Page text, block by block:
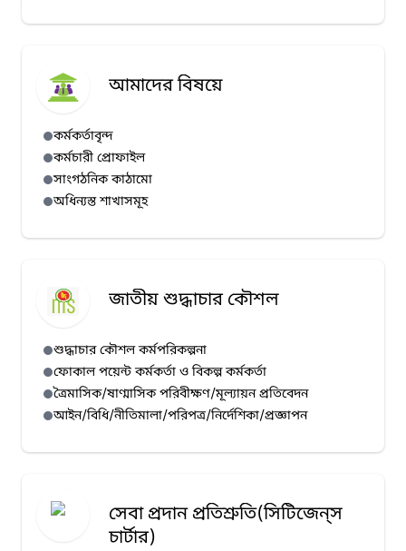
আমাদের বিষয়ে
কর্মকর্তাবৃন্দ
কর্মচারী প্রোফাইল
সাংগঠনিক কাঠামো
অধিন্যস্ত শাখাসমূহ
জাতীয় শুদ্ধাচার কৌশল
শুদ্ধাচার কৌশল কর্মপরিকল্পনা
ফোকাল পয়েন্ট কর্মকর্তা ও বিকল্প কর্মকর্তা
ত্রৈমাসিক/ষাণ্মাসিক পরিবীক্ষণ/মূল্যায়ন প্রতিবেদন
আইন/বিধি/নীতিমালা/পরিপত্র/নির্দেশিকা/প্রজ্ঞাপন
সেবা প্রদান প্রতিশ্রুতি(সিটিজেন্‌স
চার্টার)